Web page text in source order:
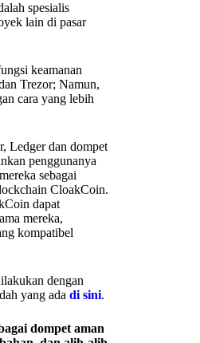
spesialis
lain di pasar
keamanan
Trezor; Namun,
cara yang lebih
Ledger dan dompet
penggunanya
sebagai
CloakCoin.
dapat
mereka,
kompatibel
dengan
yang ada di sini.
dompet aman